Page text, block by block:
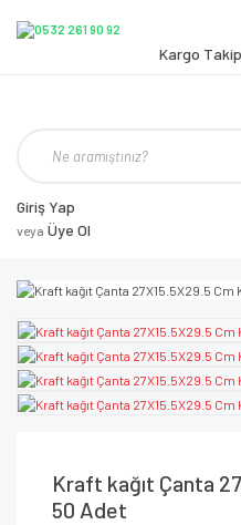
Kargo Takip
Giriş Yap
veya Üye Ol
Kraft kağıt Çanta
50 Adet